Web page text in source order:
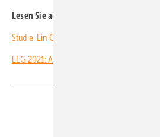
Lesen Sie auch:
Studie: Ein CO
EEG 2021: Ausschreibungsdesign